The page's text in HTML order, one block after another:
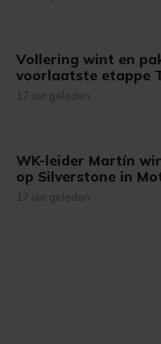
Vollering wint en
voorlaatste etappe
17 uur geleden
WK-leider Martín
op Silverstone in
17 uur geleden